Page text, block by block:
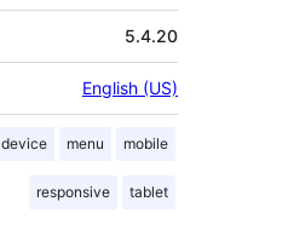
5.4.20
English (US)
device menu mobile
responsive tablet